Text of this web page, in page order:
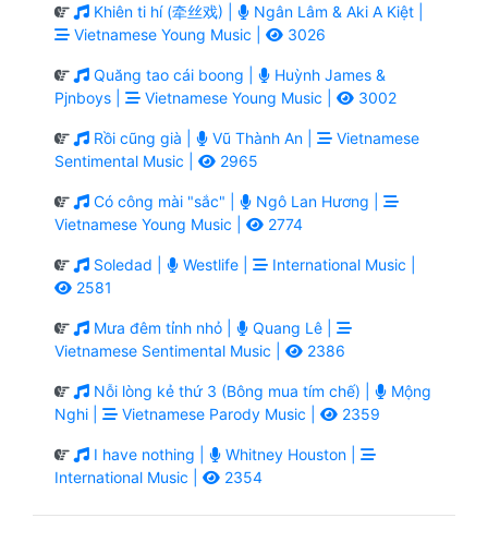
Khiên ti hí (牵丝戏) |
Ngân Lâm & Aki A Kiệt |
Vietnamese Young Music |
3026
Quăng tao cái boong |
Huỳnh James &
Pjnboys |
Vietnamese Young Music | 3002
Rồi cũng già | Vũ Thành An |
Vietnamese
Sentimental Music |
2965
Có công mài "sắc" |
Ngô Lan Hương |
Vietnamese Young Music |
2774
Soledad | Westlife |
International Music |
2581
Mưa đêm tỉnh nhỏ |
Quang Lê |
Vietnamese Sentimental Music |
2386
Nỗi lòng kẻ thứ 3 (Bông mua tím chế) |
Mộng
Nghi |
Vietnamese Parody Music | 2359
I have nothing |
Whitney Houston |
International Music |
2354